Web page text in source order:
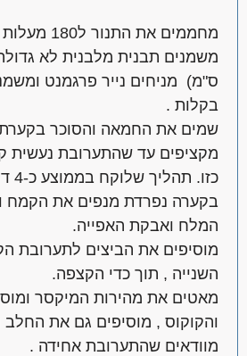
מחממים את התנור ל180 מעלות צלזיוס
ס"מ) מניחים נייר פרגמנט
בקלות .
שמים את החמאה והסוכר
מקציפים עד שהתערובת נעשית
כזו. תהליך שלוקח בממוצע כ-4 דק' .
בקערה נפרדת מנפים את הקמח
המלח ואבקת האפייה.
מוסיפים את הביצים לתערובת
השנייה , תוך כדי הקצפה.
מאטים את מהירות המיקסר
והקוקוס , מוסיפים גם את החלב
מוודאים שהתערובת אחידה .